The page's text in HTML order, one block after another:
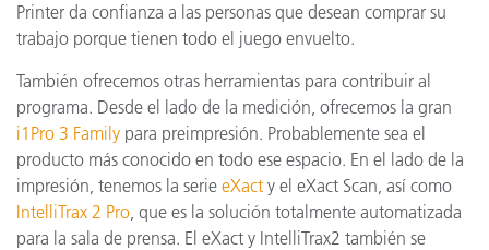
Printer da confianza a las personas que desean comprar su
trabajo porque tienen todo el juego envuelto.
También ofrecemos otras herramientas para contribuir al
programa. Desde el lado de la medición, ofrecemos la gran
i1Pro 3 Family para preimpresión. Probablemente sea el
producto más conocido en todo ese espacio. En el lado de la
impresión, tenemos la serie eXact y el eXact Scan, así como
IntelliTrax 2 Pro, que es la solución totalmente automatizada
para la sala de prensa. El eXact y IntelliTrax2 también se